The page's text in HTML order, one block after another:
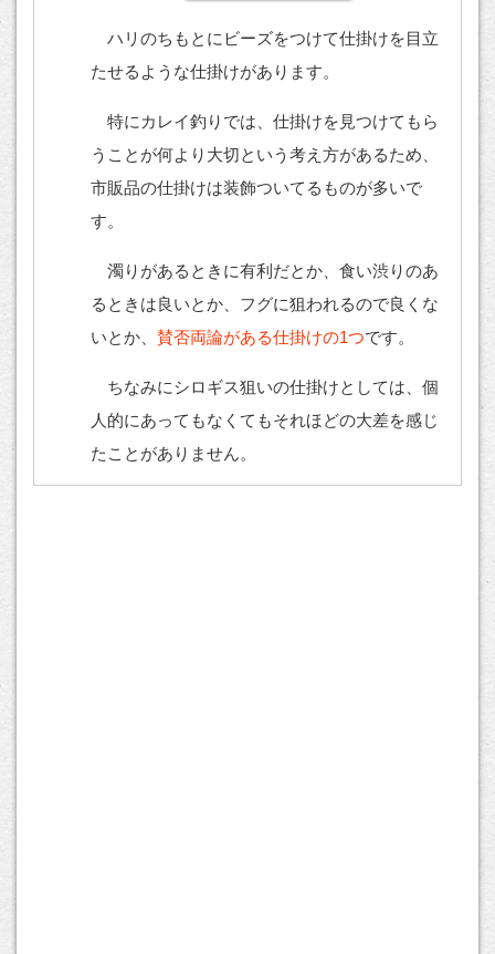
ハリのちもとにビーズをつけて仕掛けを目立
たせるような仕掛けがあります。
特にカレイ釣りでは、仕掛けを見つけてもら
うことが何より大切という考え方があるため、
市販品の仕掛けは装飾ついてるものが多いで
す。
濁りがあるときに有利だとか、食い渋りのあ
るときは良いとか、フグに狙われるので良くな
いとか、 賛否両論がある仕掛けの1つです。
ちなみにシロギス狙いの仕掛けとしては、個
人的にあってもなくてもそれほどの大差を感じ
たことがありません。